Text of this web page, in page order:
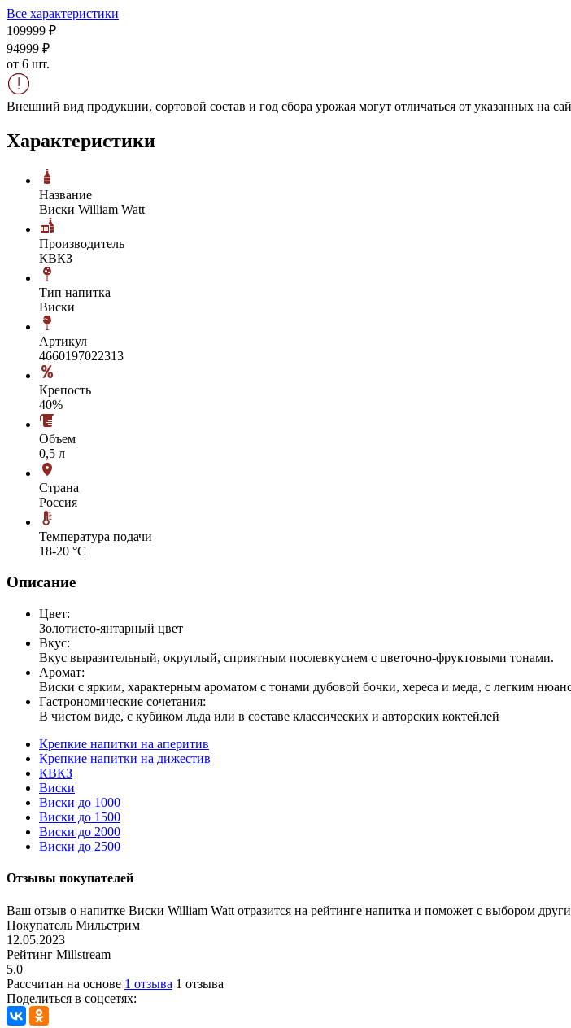
Все характеристики
109999 ₽
94999 ₽
от 6 шт.
Внешний вид продукции, сортовой состав и год сбора урожая могут отличаться от указанных на
Характеристики
Название
Виски William Watt
Производитель
КВКЗ
Тип напитка
Виски
Артикул
4660197022313
Крепость
40%
Объем
0,5 л
Страна
Россия
Температура подачи
18-20 °С
Описание
Цвет:
Золотисто-янтарный цвет
Вкус:
Вкус выразительный, округлый, сприятным послевкусием с цветочно-фруктовыми тонами.
Аромат:
Виски с ярким, характерным ароматом с тонами дубовой бочки, хереса и меда, с легким
Гастрономические сочетания:
В чистом виде, с кубиком льда или в составе классических и авторских коктейлей
Крепкие напитки на аперитив
Крепкие напитки на дижестив
КВКЗ
Виски
Виски до 1000
Виски до 1500
Виски до 2000
Виски до 2500
Отзывы покупателей
Ваш отзыв о напитке Виски William Watt отразится на рейтинге напитка и поможет с выбором
Покупатель Мильстрим
12.05.2023
Рейтинг Millstream
5.0
Рассчитан на основе 1 отзыва 1 отзыва
Поделиться в соцсетях: